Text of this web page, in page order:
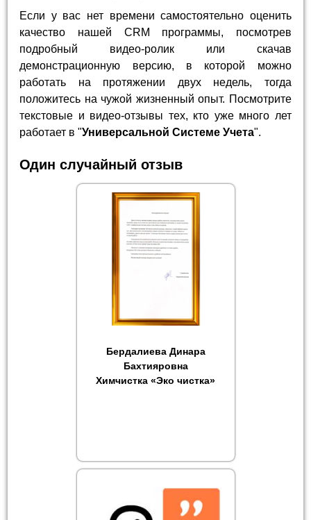
Если у вас нет времени самостоятельно оценить
качество нашей CRM программы, посмотрев
подробный видео-ролик или скачав
демонстрационную версию, в которой можно
работать на протяжении двух недель, тогда
положитесь на чужой жизненный опыт. Посмотрите
текстовые и видео-отзывы тех, кто уже много лет
работает в "Универсальной Системе Учета".
Один случайный отзыв
Бердалиева Динара
Бахтияровна
Химчистка «Эко чистка»